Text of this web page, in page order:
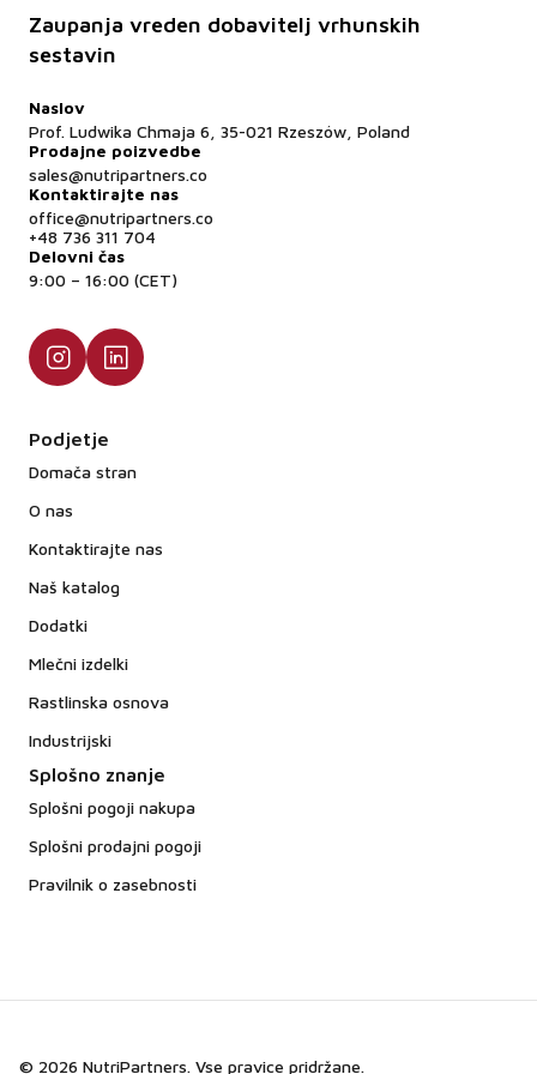
Zaupanja vreden dobavitelj vrhunskih
sestavin
Naslov
Prof. Ludwika Chmaja 6, 35-021 Rzeszów, Poland
Prodajne poizvedbe
sales@nutripartners.co
Kontaktirajte nas
office@nutripartners.co
+48 736 311 704
Delovni čas
9:00 – 16:00 (CET)
Podjetje
Domača stran
O nas
Kontaktirajte nas
Naš katalog
Dodatki
Mlečni izdelki
Rastlinska osnova
Industrijski
Splošno znanje
Splošni pogoji nakupa
Splošni prodajni pogoji
Pravilnik o zasebnosti
© 2026 NutriPartners. Vse pravice pridržane.